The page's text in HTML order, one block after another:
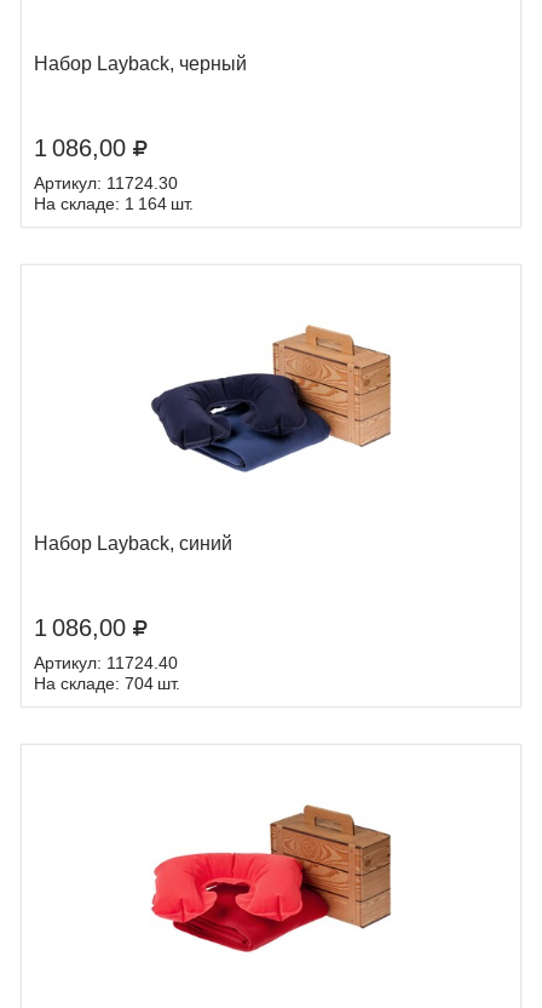
Набор Layback, черный
1 086,00
Артикул: 11724.30
На складе: 1 164 шт.
Набор Layback, синий
1 086,00
Артикул: 11724.40
На складе: 704 шт.